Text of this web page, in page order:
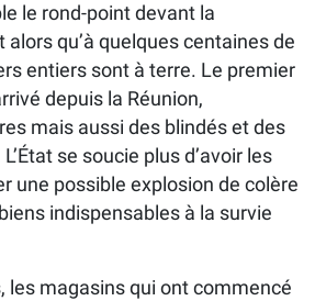
le rond-point devant la
qu’à quelques centaines de
entiers sont à terre. Le premier
depuis la Réunion,
mais aussi des blindés et des
se soucie plus d’avoir les
une possible explosion de colère
indispensables à la survie
les magasins qui ont commencé